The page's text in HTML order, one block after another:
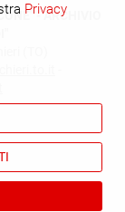
- ARCHIVIO
accessibilità
Privacy